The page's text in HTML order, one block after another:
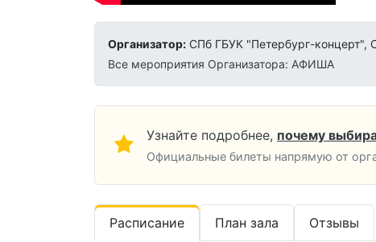
Организатор: СПб ГБУК "Петербург-
Все мероприятия Организатора: АФИША
Узнайте подробнее, почему
Официальные билеты напрямую от
Расписание План зала Отзывы